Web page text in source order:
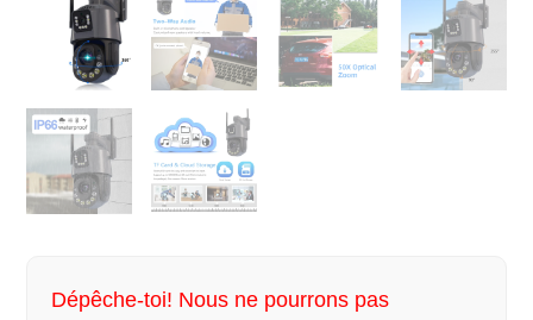
Dépêche-toi! Nous ne pourrons pas